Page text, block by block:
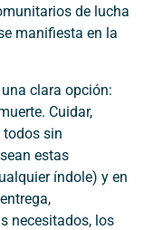
de lucha
manifiesta en la
clara opción:
Cuidar,
todos sin
estas
índole) y en
necesitados, los